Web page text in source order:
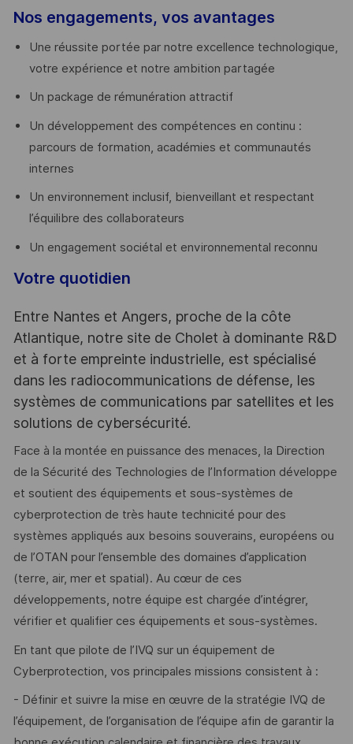
Nos engagements, vos avantages
Une réussite portée par notre excellence technologique,
votre expérience et notre ambition partagée
Un package de rémunération attractif
Un développement des compétences en continu :
parcours de formation, académies et communautés
internes
Un environnement inclusif, bienveillant et respectant
l’équilibre des collaborateurs
Un engagement sociétal et environnemental reconnu
Votre quotidien
Entre Nantes et Angers, proche de la côte
Atlantique, notre site de Cholet à dominante R&D
et à forte empreinte industrielle, est spécialisé
dans les radiocommunications de défense, les
systèmes de communications par satellites et les
solutions de cybersécurité.
Face à la montée en puissance des menaces, la Direction
de la Sécurité des Technologies de l’Information développe
et soutient des équipements et sous-systèmes de
cyberprotection de très haute technicité pour des
systèmes appliqués aux besoins souverains, européens ou
de l’OTAN pour l’ensemble des domaines d’application
(terre, air, mer et spatial). Au cœur de ces
développements, notre équipe est chargée d’intégrer,
vérifier et qualifier ces équipements et sous-systèmes.
En tant que pilote de l’IVQ sur un équipement de
Cyberprotection, vos principales missions consistent à :
- Définir et suivre la mise en œuvre de la stratégie IVQ de
l’équipement, de l’organisation de l’équipe afin de garantir la